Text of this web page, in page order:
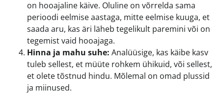
on hooajaline käive. Oluline on võrrelda sama
perioodi eelmise aastaga, mitte eelmise kuuga, et
saada aru, kas äri läheb tegelikult paremini või on
tegemist vaid hooajaga.
Hinna ja mahu suhe: Analüüsige, kas käibe kasv
tuleb sellest, et müüte rohkem ühikuid, või sellest,
et olete tõstnud hindu. Mõlemal on omad plussid
ja miinused.